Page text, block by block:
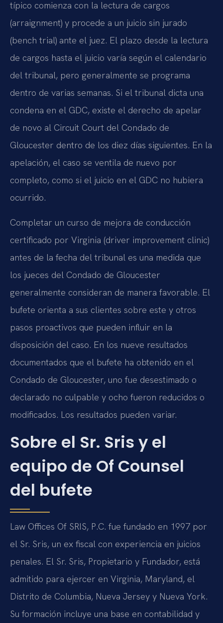
típico comienza con la lectura de cargos
(arraignment) y procede a un juicio sin jurado
(bench trial) ante el juez. El plazo desde la lectura
de cargos hasta el juicio varía según el calendario
del tribunal, pero generalmente se programa
dentro de varias semanas. Si el tribunal dicta una
condena en el GDC, existe el derecho de apelar
de novo al Circuit Court del Condado de
Gloucester dentro de los diez días siguientes. En la
apelación, el caso se ventila de nuevo por
completo, como si el juicio en el GDC no hubiera
ocurrido.
Completar un curso de mejora de conducción
certificado por Virginia (driver improvement clinic)
antes de la fecha del tribunal es una medida que
los jueces del Condado de Gloucester
generalmente consideran de manera favorable. El
bufete orienta a sus clientes sobre este y otros
pasos proactivos que pueden influir en la
disposición del caso. En los nueve resultados
documentados que el bufete ha obtenido en el
Condado de Gloucester, uno fue desestimado o
declarado no culpable y ocho fueron reducidos o
modificados. Los resultados pueden variar.
Sobre el Sr. Sris y el
equipo de Of Counsel
del bufete
Law Offices Of SRIS, P.C. fue fundado en 1997 por
el Sr. Sris, un ex fiscal con experiencia en juicios
penales. El Sr. Sris, Propietario y Fundador, está
admitido para ejercer en Virginia, Maryland, el
Distrito de Columbia, Nueva Jersey y Nueva York.
Su formación incluye una base en contabilidad y